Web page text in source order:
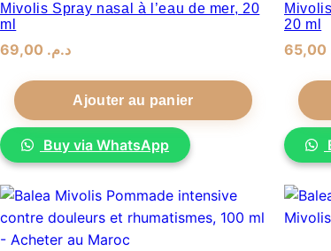
Mivolis Spray nasal à l’eau de mer, 20
ml
د.م.
Ajouter au panier
Buy via WhatsApp
20 ml